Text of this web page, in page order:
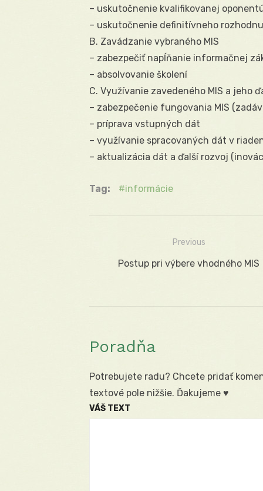
– uskutočnenie kvalifikovanej
– uskutočnenie definitívneho
B. Zavádzanie vybraného MIS
– zabezpečiť napĺňanie informačnej
– absolvovanie školení
C. Využívanie zavedeného MIS a jeho
– zabezpečenie fungovania MIS
– príprava vstupných dát
– využívanie spracovaných dát v
– aktualizácia dát a ďalší rozvoj
Tag: informácie
Navigácia
Previous
Previous
Postup pri výbere vhodného MIS
Poradňa
Potrebujete radu? Chcete pridať
textové pole nižšie. Ďakujeme ♥
VÁŠ TEXT